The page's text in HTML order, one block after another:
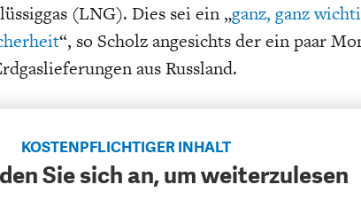
(LNG). Dies sei ein „ganz, ganz
“, so Scholz angesichts der ein paar
aus Russland.
KOSTENPFLICHTIGER INHALT
Sie sich an, um weiterzulesen